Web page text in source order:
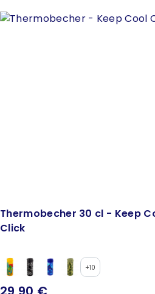
Thermobecher 30 cl - Keep
Click
+10